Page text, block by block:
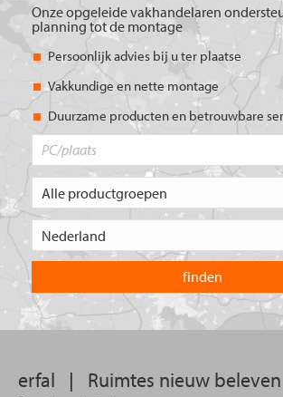
Onze opgeleide vakhandelaren
planning tot de montage
Persoonlijk advies bij u ter plaatse
Vakkundige en nette montage
Duurzame producten en betrouwbare
product
u?
land
waarin
u
wilt
zoeken.
erfal | Ruimtes nieuw beleven